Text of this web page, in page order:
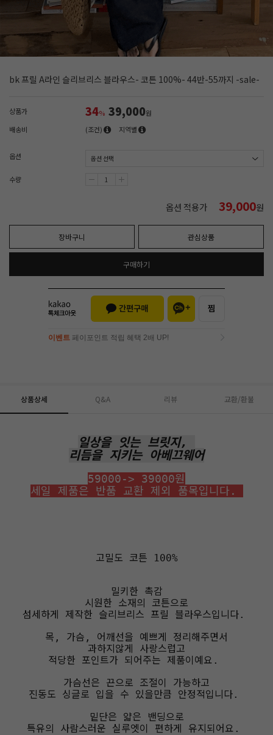
bk 프릴 A라인 슬리브리스 블라우스- 코튼 100%- 44반-55까지 -sale-
상품가 34% 39,000원
배송비
(조건) 지역별
옵션
수량
옵션 적용가 39,000원
장바구니 관심상품
구매하기
이벤트 페이포인트 적립 혜택 2배 UP!
상품상세 Q&A 리뷰 교환/환불
일상을 잇는 브릿지,
리듬을 지키는 아베끄웨어
59000-> 39000원
세일 제품은 반품 교환 제외 품목입니다.
고밀도 코튼 100%
밀키한 촉감
시원한 소재의 코튼으로
섬세하게 제작한 슬리브리스 프릴 블라우스입니다.
목, 가슴, 어깨선을 예쁘게 정리해주면서
과하지않게 사랑스럽고
적당한 포인트가 되어주는 제품이예요.
가슴선은 끈으로 조절이 가능하고
진동도 싱글로 입을 수 있을만큼 안정적입니다.
밑단은 얇은 밴딩으로
특유의 사람스러운 실루엣이 편하게 유지되어요.